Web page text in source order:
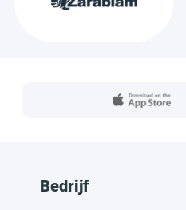
Bedrijf